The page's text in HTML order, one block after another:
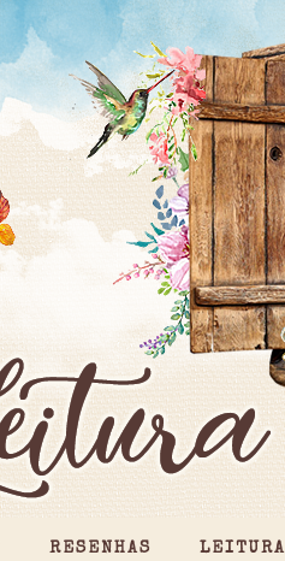
RESENHAS